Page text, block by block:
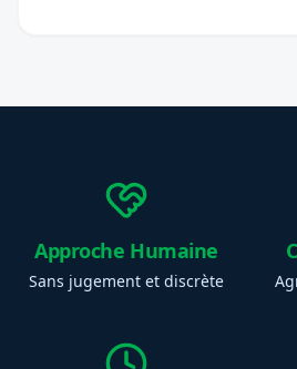
Approche Humaine
Sans jugement et discrète